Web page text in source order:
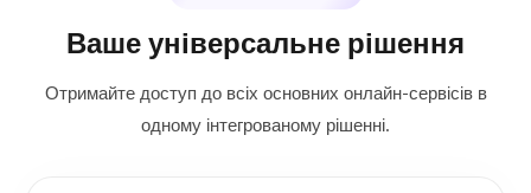
Ваше універсальне рішення
Отримайте доступ до всіх основних онлайн-сервісів в
одному інтегрованому рішенні.